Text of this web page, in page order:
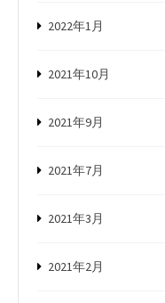
2022年1月
2021年10月
2021年9月
2021年7月
2021年3月
2021年2月